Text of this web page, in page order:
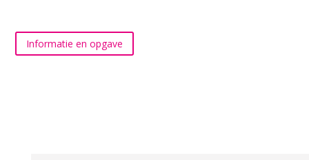
Informatie en opgave